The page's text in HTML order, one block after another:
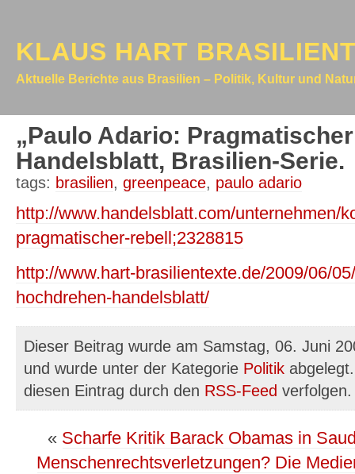
KLAUS HART
Aktuelle Berichte aus Brasilien – Politik, Kultur und
„Paulo Adario:
Handelsblatt, Brasilien-Serie.
tags: brasilien, greenpeace, paulo adario
http://www.handelsblatt.com/unternehmen/
pragmatischer-rebell;2328815
http://www.hart-brasilientexte.de/2009/06/
hochdrehen-handelsblatt/
Dieser Beitrag wurde am Samstag, 06. Juni
und wurde unter der Kategorie Politik
diesen Eintrag durch den RSS-Feed verfolgen.
« Scharfe Kritik Barack Obamas in
Menschenrechtsverletzungen? Die